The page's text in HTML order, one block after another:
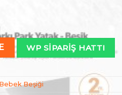
Park Yatak | Bebek Oyun
WP SIPARIŞ HATTI
Beşiği